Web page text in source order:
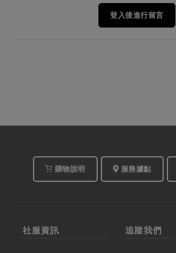
登入後進行留言
購物說明 服務據點
社服資訊 追蹤我們